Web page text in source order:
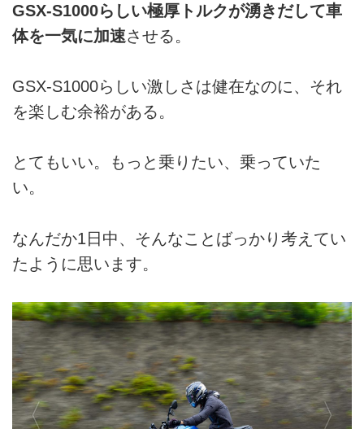
GSX-S1000らしい極厚トルクが湧きだして車
体を一気に加速させる。
GSX-S1000らしい激しさは健在なのに、それ
を楽しむ余裕がある。
とてもいい。もっと乗りたい、乗っていた
い。
なんだか1日中、そんなことばっかり考えてい
たように思います。